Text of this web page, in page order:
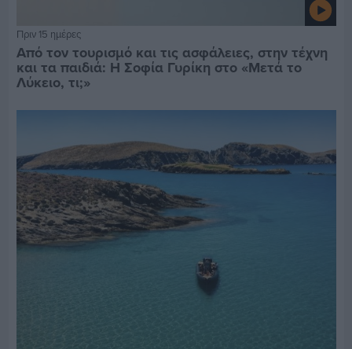
Πριν 15 ημέρες
Από τον τουρισμό και τις ασφάλειες, στην τέχνη
και τα παιδιά: Η Σοφία Γυρίκη στο «Μετά το
Λύκειο, τι;»